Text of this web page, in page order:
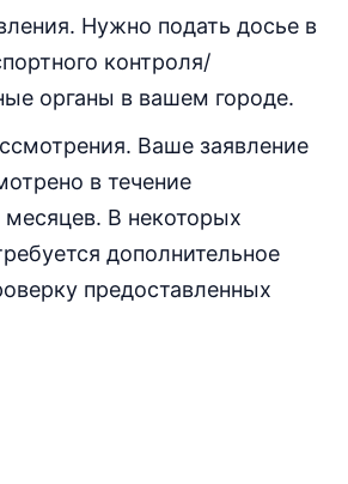
Нужно подать досье в
контроля/
органы в вашем городе.
Ваше заявление
в течение
месяцев. В некоторых
дополнительное
предоставленных